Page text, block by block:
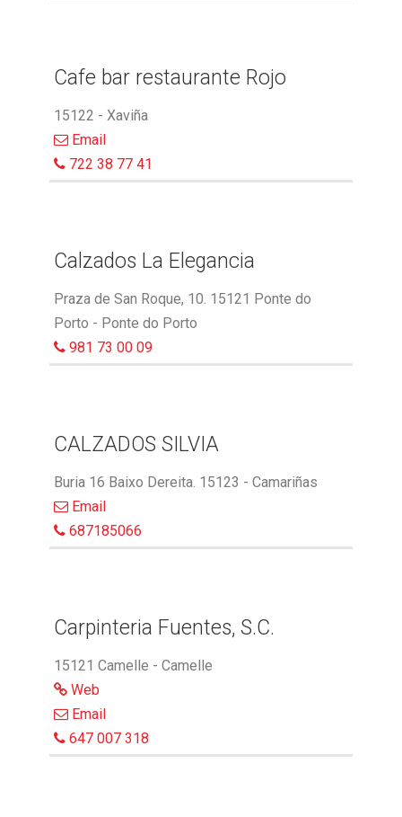
Cafe bar restaurante Rojo
15122 - Xaviña
Email
722 38 77 41
Calzados La Elegancia
Praza de San Roque, 10. 15121 Ponte do
Porto - Ponte do Porto
981 73 00 09
CALZADOS SILVIA
Buria 16 Baixo Dereita. 15123 - Camariñas
Email
687185066
Carpinteria Fuentes, S.C.
15121 Camelle - Camelle
Web
Email
647 007 318